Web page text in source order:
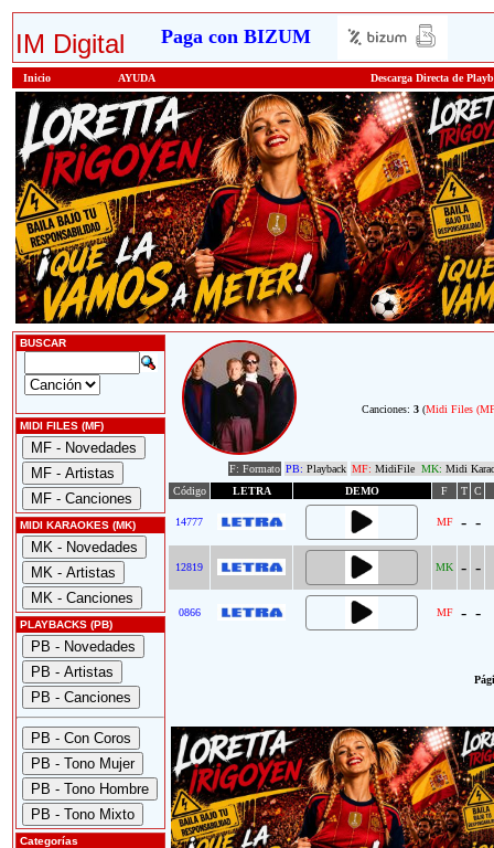
IM Digital Paga con BIZUM
Inicio AYUDA Descarga Directa de
BUSCAR
MIDI FILES (MF)
MIDI KARAOKES (MK)
PLAYBACKS (PB)
Categorías
Canciones: 3 (Midi Files
F: Formato PB: Playback MF: MidiFile MK: Midi
Código
LETRA DEMO F T C
14777 MF - -
12819 MK - -
0866 MF - -